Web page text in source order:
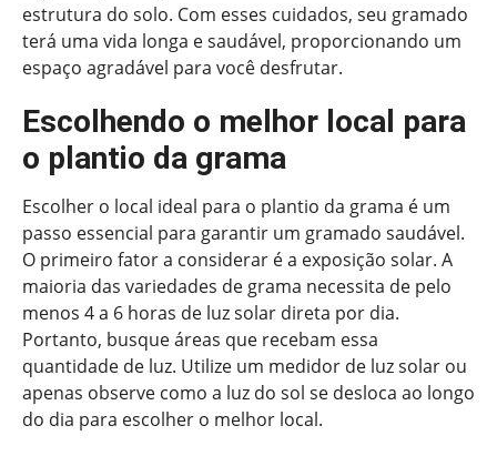
estrutura do solo. Com esses cuidados, seu gramado
terá uma vida longa e saudável, proporcionando um
espaço agradável para você desfrutar.
Escolhendo o melhor local para
o plantio da grama
Escolher o local ideal para o plantio da grama é um
passo essencial para garantir um gramado saudável.
O primeiro fator a considerar é a exposição solar. A
maioria das variedades de grama necessita de pelo
menos 4 a 6 horas de luz solar direta por dia.
Portanto, busque áreas que recebam essa
quantidade de luz. Utilize um medidor de luz solar ou
apenas observe como a luz do sol se desloca ao longo
do dia para escolher o melhor local.